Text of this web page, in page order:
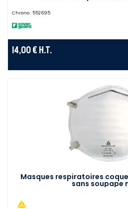
Chrono : 552695
14,00 € H.T.
Masques respiratoires
sans soupape